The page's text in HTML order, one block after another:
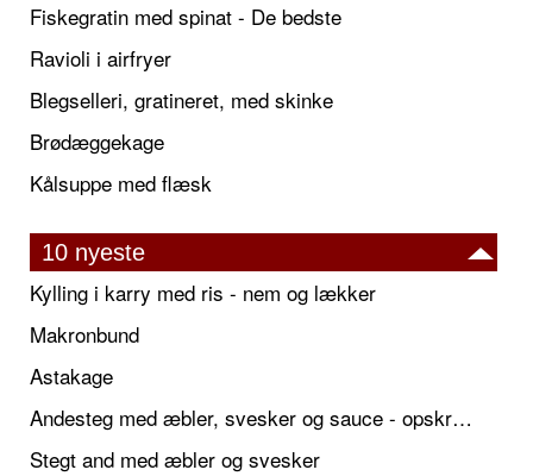
Fiskegratin med spinat - De bedste
Ravioli i airfryer
Blegselleri, gratineret, med skinke
Brødæggekage
Kålsuppe med flæsk
10 nyeste
Kylling i karry med ris - nem og lækker
Makronbund
Astakage
Andesteg med æbler, svesker og sauce - opskrift også til jul
Stegt and med æbler og svesker